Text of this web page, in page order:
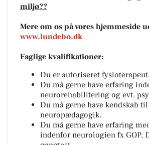
miljø??
Mere om os på vores hjemmeside
www.lundebo.dk
Faglige kvalifikationer:
Du er autoriseret fysioterapeut.
Du må gerne have erfaring
neurorehabilitering og evt.
Du må gerne have kendskab til
neuropædagogik.
Du må gerne have erfaring
indenfor neurologien fx GOP,